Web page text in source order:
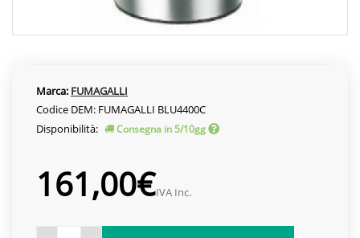
Marca: FUMAGALLI
Codice DEM: FUMAGALLI BLU4400C
Disponibilità:
Consegna in 5/10gg
161,00€IVA Inc.